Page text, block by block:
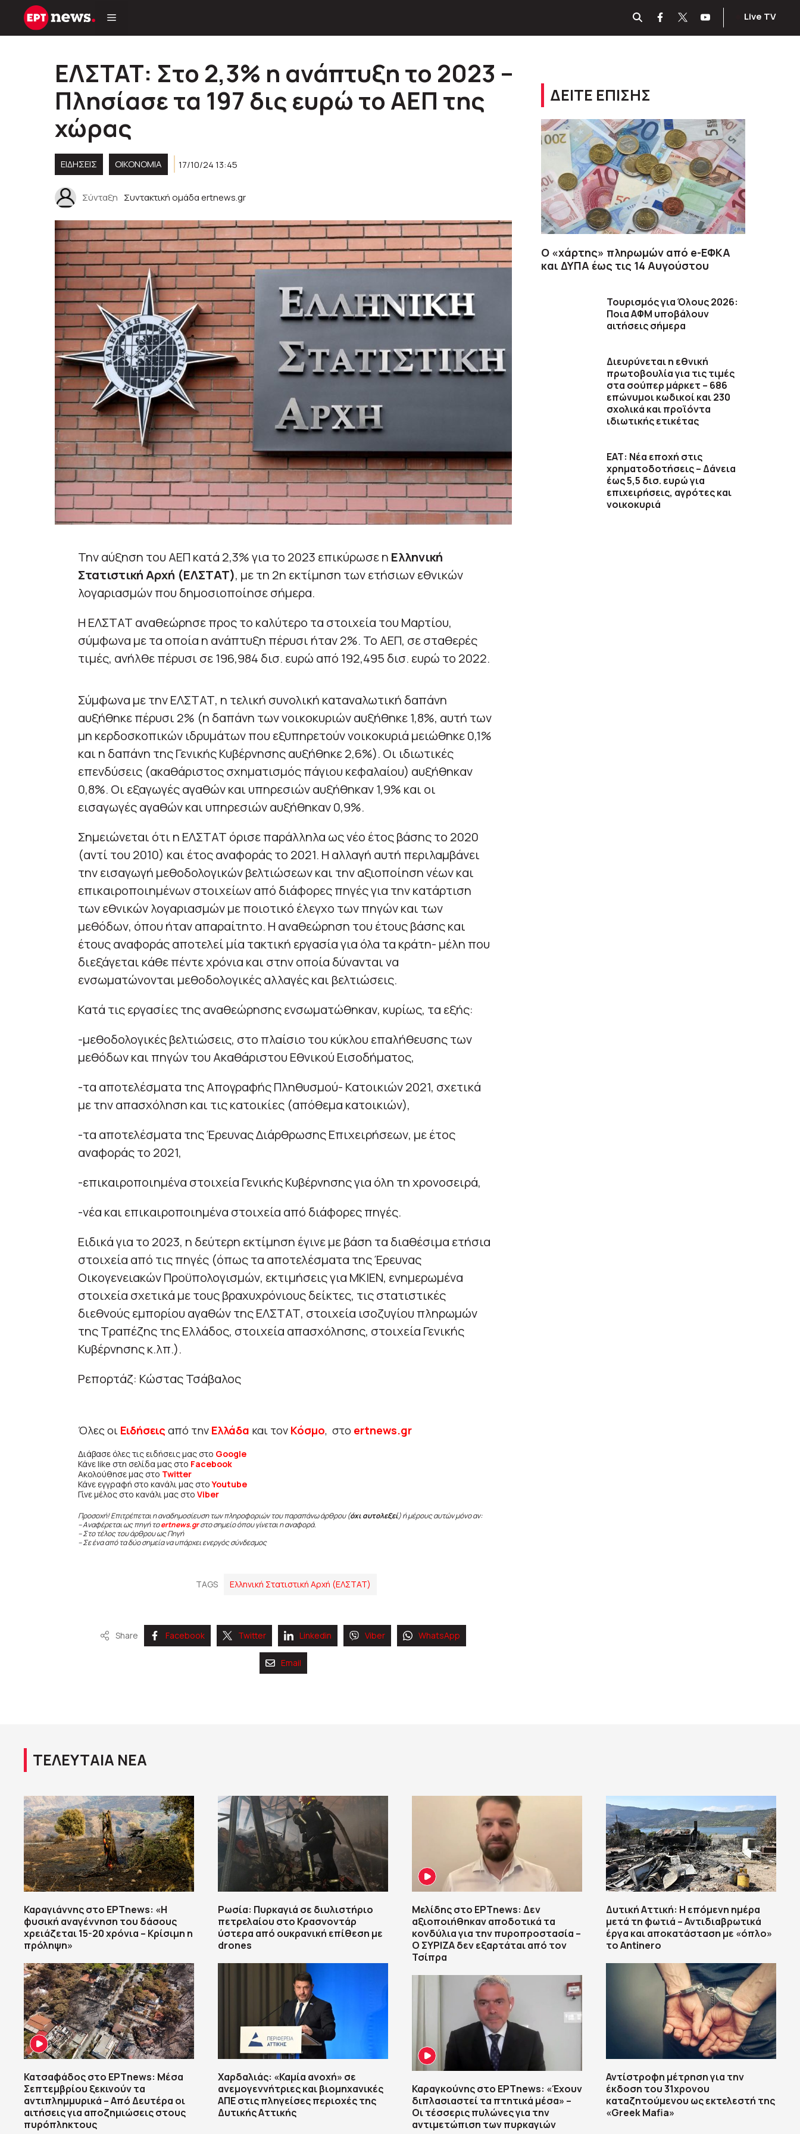
Μετάβαση
Live TV
ΕΛΣΤΑΤ: Στο 2,3% η ανάπτυξη το 2023 –
Πλησίασε τα 197 δις ευρώ το ΑΕΠ της
χώρας
ΕΙΔΗΣΕΙΣ ΟΙΚΟΝΟΜΙΑ 17/10/24 13:45
Σύνταξη Συντακτική ομάδα ertnews.gr
Την αύξηση του ΑΕΠ κατά 2,3% για το 2023 επικύρωσε η Ελληνική
Στατιστική Αρχή (ΕΛΣΤΑΤ), με τη 2η εκτίμηση των ετήσιων εθνικών
λογαριασμών που δημοσιοποίησε σήμερα.
Η ΕΛΣΤΑΤ αναθεώρησε προς το καλύτερο τα στοιχεία του Μαρτίου,
σύμφωνα με τα οποία η ανάπτυξη πέρυσι ήταν 2%. Το ΑΕΠ, σε σταθερές
τιμές, ανήλθε πέρυσι σε 196,984 δισ. ευρώ από 192,495 δισ. ευρώ το 2022.
Σύμφωνα με την ΕΛΣΤΑΤ, η τελική συνολική καταναλωτική δαπάνη
αυξήθηκε πέρυσι 2% (η δαπάνη των νοικοκυριών αυξήθηκε 1,8%, αυτή των
μη κερδοσκοπικών ιδρυμάτων που εξυπηρετούν νοικοκυριά μειώθηκε 0,1%
και η δαπάνη της Γενικής Κυβέρνησης αυξήθηκε 2,6%). Οι ιδιωτικές
επενδύσεις (ακαθάριστος σχηματισμός πάγιου κεφαλαίου) αυξήθηκαν
0,8%. Οι εξαγωγές αγαθών και υπηρεσιών αυξήθηκαν 1,9% και οι
εισαγωγές αγαθών και υπηρεσιών αυξήθηκαν 0,9%.
Σημειώνεται ότι η ΕΛΣΤΑΤ όρισε παράλληλα ως νέο έτος βάσης το 2020
(αντί του 2010) και έτος αναφοράς το 2021. Η αλλαγή αυτή περιλαμβάνει
την εισαγωγή μεθοδολογικών βελτιώσεων και την αξιοποίηση νέων και
επικαιροποιημένων στοιχείων από διάφορες πηγές για την κατάρτιση
των εθνικών λογαριασμών με ποιοτικό έλεγχο των πηγών και των
μεθόδων, όπου ήταν απαραίτητο. Η αναθεώρηση του έτους βάσης και
έτους αναφοράς αποτελεί μία τακτική εργασία για όλα τα κράτη- μέλη που
διεξάγεται κάθε πέντε χρόνια και στην οποία δύνανται να
ενσωματώνονται μεθοδολογικές αλλαγές και βελτιώσεις.
Κατά τις εργασίες της αναθεώρησης ενσωματώθηκαν, κυρίως, τα εξής:
-μεθοδολογικές βελτιώσεις, στο πλαίσιο του κύκλου επαλήθευσης των
μεθόδων και πηγών του Ακαθάριστου Εθνικού Εισοδήματος,
-τα αποτελέσματα της Απογραφής Πληθυσμού- Κατοικιών 2021, σχετικά
με την απασχόληση και τις κατοικίες (απόθεμα κατοικιών),
-τα αποτελέσματα της Έρευνας Διάρθρωσης Επιχειρήσεων, με έτος
αναφοράς το 2021,
-επικαιροποιημένα στοιχεία Γενικής Κυβέρνησης για όλη τη χρονοσειρά,
-νέα και επικαιροποιημένα στοιχεία από διάφορες πηγές.
Ειδικά για το 2023, η δεύτερη εκτίμηση έγινε με βάση τα διαθέσιμα ετήσια
στοιχεία από τις πηγές (όπως τα αποτελέσματα της Έρευνας
Οικογενειακών Προϋπολογισμών, εκτιμήσεις για ΜΚΙΕΝ, ενημερωμένα
στοιχεία σχετικά με τους βραχυχρόνιους δείκτες, τις στατιστικές
διεθνούς εμπορίου αγαθών της ΕΛΣΤΑΤ, στοιχεία ισοζυγίου πληρωμών
της Τραπέζης της Ελλάδος, στοιχεία απασχόλησης, στοιχεία Γενικής
Κυβέρνησης κ.λπ.).
Ρεπορτάζ: Κώστας Τσάβαλος
Όλες οι Ειδήσεις από την Ελλάδα και τον Κόσμο, στο ertnews.gr
Διάβασε όλες τις ειδήσεις μας στο Google
Κάνε like στη σελίδα μας στο Facebook
Ακολούθησε μας στο Twitter
Κάνε εγγραφή στο κανάλι μας στοYoutube
Γίνε μέλος στο κανάλι μας στο Viber
Προσοχή! Επιτρέπεται η αναδημοσίευση των πληροφοριών του παραπάνω άρθρου (όχι αυτολεξεί) ή μέρους αυτών μόνο αν:
– Αναφέρεται ως πηγή τοertnews.gr στο σημείο όπου γίνεται η αναφορά.
– Στο τέλος του άρθρου ως Πηγή
– Σε ένα από τα δύο σημεία να υπάρχει ενεργός σύνδεσμος
TAGS Ελληνική Στατιστική Αρχή (ΕΛΣΤΑΤ)
Share Facebook Twitter Linkedin Viber WhatsApp
Email
ΔΕΙΤΕ ΕΠΙΣΗΣ
Ο «χάρτης» πληρωμών από e-ΕΦΚΑ
και ΔΥΠΑ έως τις 14 Αυγούστου
Τουρισμός για Όλους 2026:
Ποια ΑΦΜ υποβάλουν
αιτήσεις σήμερα
Διευρύνεται η εθνική
πρωτοβουλία για τις τιμές
στα σούπερ μάρκετ – 686
επώνυμοι κωδικοί και 230
σχολικά και προϊόντα
ιδιωτικής ετικέτας
ΕΑΤ: Νέα εποχή στις
χρηματοδοτήσεις – Δάνεια
έως 5,5 δισ. ευρώ για
επιχειρήσεις, αγρότες και
νοικοκυριά
ΤΕΛΕΥΤΑΙΑ ΝΕΑ
Καραγιάννης στο ΕΡΤnews: «Η
φυσική αναγέννηση του δάσους
χρειάζεται 15-20 χρόνια – Κρίσιμη η
πρόληψη»
Κατσαφάδος στο ΕΡΤnews: Μέσα
Σεπτεμβρίου ξεκινούν τα
αντιπλημμυρικά – Από Δευτέρα οι
αιτήσεις για αποζημιώσεις στους
πυρόπληκτους
Ρωσία: Πυρκαγιά σε διυλιστήριο
πετρελαίου στο Κρασνοντάρ
ύστερα από ουκρανική επίθεση με
drones
Χαρδαλιάς: «Καμία ανοχή» σε
ανεμογεννήτριες και βιομηχανικές
ΑΠΕ στις πληγείσες περιοχές της
Δυτικής Αττικής
Μελίδης στο ΕΡΤnews: Δεν
αξιοποιήθηκαν αποδοτικά τα
κονδύλια για την πυροπροστασία –
Ο ΣΥΡΙΖΑ δεν εξαρτάται από τον
Τσίπρα
Καραγκούνης στο ΕΡΤnews: «Έχουν
διπλασιαστεί τα πτητικά μέσα» –
Οι τέσσερις πυλώνες για την
αντιμετώπιση των πυρκαγιών
Δυτική Αττική: Η επόμενη ημέρα
μετά τη φωτιά – Αντιδιαβρωτικά
έργα και αποκατάσταση με «όπλο»
το Antinero
Αντίστροφη μέτρηση για την
έκδοση του 31χρονου
καταζητούμενου ως εκτελεστή της
«Greek Mafia»